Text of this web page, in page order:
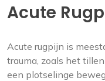
Acute
Acute rugpijn is
trauma, zoals het
een plotselinge